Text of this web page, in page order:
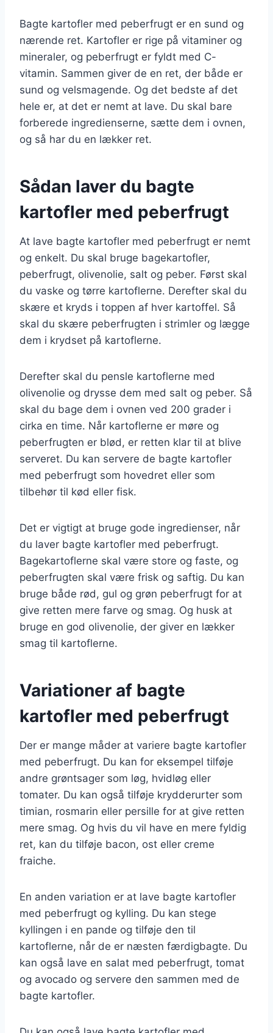
Bagte kartofler med peberfrugt er en sund og
nærende ret. Kartofler er rige på vitaminer og
mineraler, og peberfrugt er fyldt med C-
vitamin. Sammen giver de en ret, der både er
sund og velsmagende. Og det bedste af det
hele er, at det er nemt at lave. Du skal bare
forberede ingredienserne, sætte dem i ovnen,
og så har du en lækker ret.
Sådan laver du bagte
kartofler med peberfrugt
At lave bagte kartofler med peberfrugt er nemt
og enkelt. Du skal bruge bagekartofler,
peberfrugt, olivenolie, salt og peber. Først skal
du vaske og tørre kartoflerne. Derefter skal du
skære et kryds i toppen af hver kartoffel. Så
skal du skære peberfrugten i strimler og lægge
dem i krydset på kartoflerne.
Derefter skal du pensle kartoflerne med
olivenolie og drysse dem med salt og peber. Så
skal du bage dem i ovnen ved 200 grader i
cirka en time. Når kartoflerne er møre og
peberfrugten er blød, er retten klar til at blive
serveret. Du kan servere de bagte kartofler
med peberfrugt som hovedret eller som
tilbehør til kød eller fisk.
Det er vigtigt at bruge gode ingredienser, når
du laver bagte kartofler med peberfrugt.
Bagekartoflerne skal være store og faste, og
peberfrugten skal være frisk og saftig. Du kan
bruge både rød, gul og grøn peberfrugt for at
give retten mere farve og smag. Og husk at
bruge en god olivenolie, der giver en lækker
smag til kartoflerne.
Variationer af bagte
kartofler med peberfrugt
Der er mange måder at variere bagte kartofler
med peberfrugt. Du kan for eksempel tilføje
andre grøntsager som løg, hvidløg eller
tomater. Du kan også tilføje krydderurter som
timian, rosmarin eller persille for at give retten
mere smag. Og hvis du vil have en mere fyldig
ret, kan du tilføje bacon, ost eller creme
fraiche.
En anden variation er at lave bagte kartofler
med peberfrugt og kylling. Du kan stege
kyllingen i en pande og tilføje den til
kartoflerne, når de er næsten færdigbagte. Du
kan også lave en salat med peberfrugt, tomat
og avocado og servere den sammen med de
bagte kartofler.